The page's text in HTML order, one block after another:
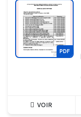
PDF
VOIR